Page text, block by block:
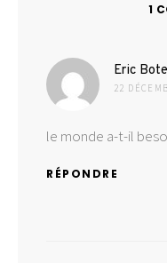
1
Eric
22
le monde a-t-il
RÉPONDRE